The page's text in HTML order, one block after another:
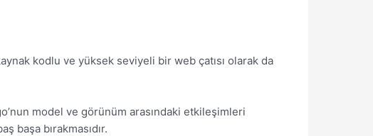
kodlu ve yüksek seviyeli bir web çatısı olarak da
model ve görünüm arasındaki etkileşimleri
başa bırakmasıdır.